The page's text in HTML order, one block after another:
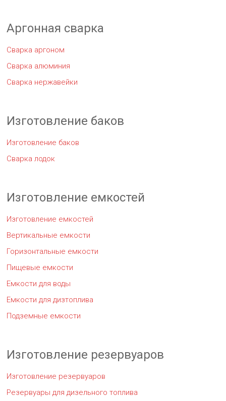
Аргонная сварка
Сварка аргоном
Сварка алюминия
Сварка нержавейки
Изготовление баков
Изготовление баков
Сварка лодок
Изготовление емкостей
Изготовление емкостей
Вертикальные емкости
Горизонтальные емкости
Пищевые емкости
Емкости для воды
Емкости для дизтоплива
Подземные емкости
Изготовление резервуаров
Изготовление резервуаров
Резервуары для дизельного топлива